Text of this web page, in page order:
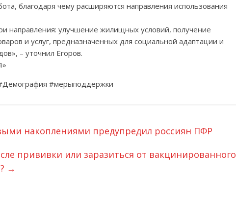
благодаря чему расширяются направления использования
направления: улучшение жилищных условий, получение
и услуг, предназначенных для социальной адаптации и
– уточнил Егоров.
#мерыподдержки
накоплениями предупредил россиян ПФР
прививки или заразиться от вакцинированного
→